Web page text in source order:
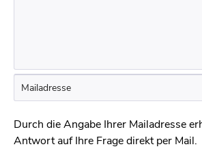
Durch die Angabe Ihrer Mailadresse
Antwort auf Ihre Frage direkt per Mail.